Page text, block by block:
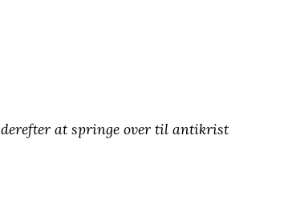
at springe over til antikrist